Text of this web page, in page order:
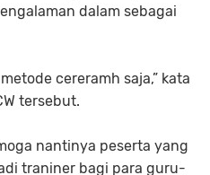
dalam sebagai
cereramh saja,” kata
tersebut.
nantinya peserta yang
traniner bagi para guru-